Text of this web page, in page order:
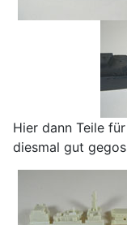
Hier dann Teile
diesmal gut